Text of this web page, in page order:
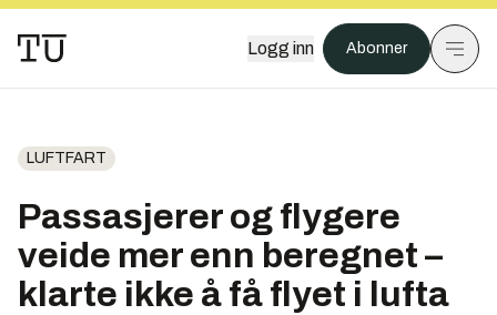
Logg inn Abonner
LUFTFART
Passasjerer og flygere
veide mer enn beregnet –
klarte ikke å få flyet i lufta